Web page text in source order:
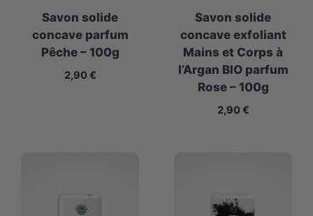
Savon solide
concave parfum
Pêche – 100g
2,90 €
Savon solide
concave exfoliant
Mains et Corps à
l’Argan BIO parfum
Rose – 100g
2,90 €